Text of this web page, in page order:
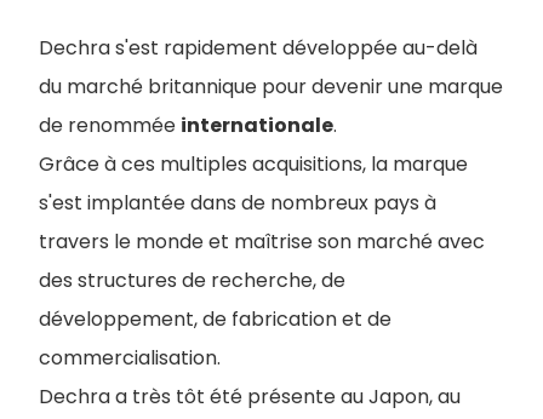
Dechra s'est rapidement développée au-delà
du marché britannique pour devenir une marque
de renommée internationale.
Grâce à ces multiples acquisitions, la marque
s'est implantée dans de nombreux pays à
travers le monde et maîtrise son marché avec
des structures de recherche, de
développement, de fabrication et de
commercialisation.
Dechra a très tôt été présente au Japon, au